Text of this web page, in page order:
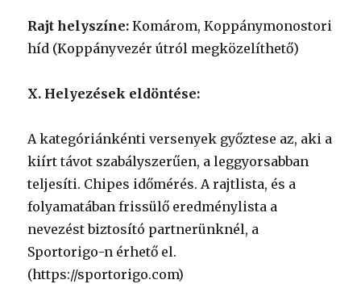
Rajt helyszíne: Komárom, Koppánymonostori
híd (Koppányvezér útról megközelíthető)
X. Helyezések eldöntése:
A kategóriánkénti versenyek győztese az, aki a
kiírt távot szabályszerűen, a leggyorsabban
teljesíti. Chipes időmérés. A rajtlista, és a
folyamatában frissülő eredménylista a
nevezést biztosító partnerünknél, a
Sportorigo-n érhető el.
(https://sportorigo.com)